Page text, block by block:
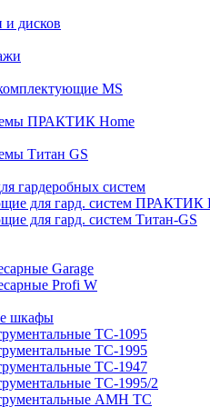
дисков
MS
ПРАКТИК Home
Титан GS
гардеробных систем
для гард. систем ПРАКТИК
для гард. систем Титан-GS
Garage
Profi W
шкафы
TC-1095
TC-1995
TC-1947
TC-1995/2
AMH TC